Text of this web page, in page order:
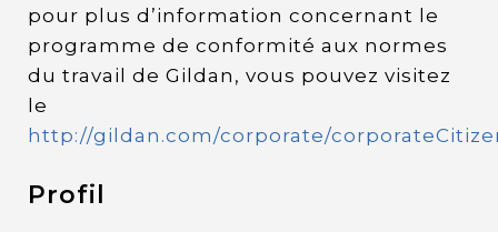
pour plus d’information concernant le
programme de conformité aux normes
du travail de Gildan, vous pouvez visitez
le
http://gildan.com/corporate/
Profil